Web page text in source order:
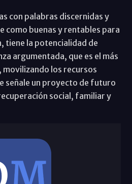
con palabras discernidas y
como buenas y rentables para
tiene la potencialidad de
argumentada, que es el más
los recursos
señale un proyecto de futuro
social, familiar y